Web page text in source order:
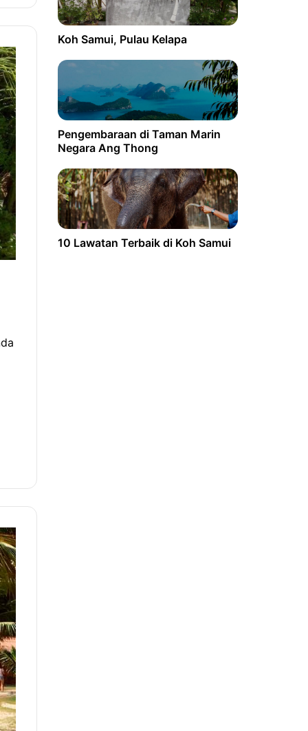
Koh Samui, Pulau Kelapa
Pengembaraan di Taman Marin
Negara Ang Thong
10 Lawatan Terbaik di Koh Samui